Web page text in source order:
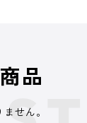
品
せん。